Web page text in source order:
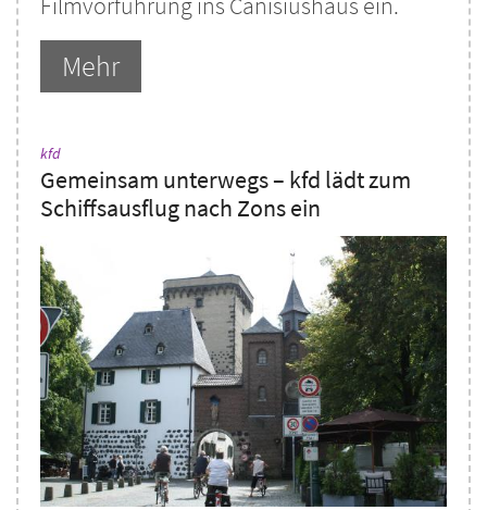
Mehr
kfd:
Gemeinsam unterwegs – kfd lädt zum
Schiffsausflug nach Zons ein